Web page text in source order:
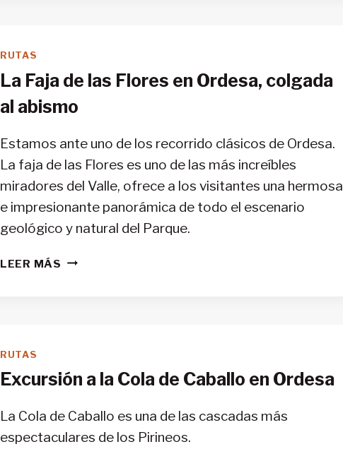
PERDIDO
GAVARNIE
RUTAS
La Faja de las Flores en Ordesa, colgada
al abismo
Estamos ante uno de los recorrido clásicos de Ordesa.
La faja de las Flores es uno de las más increíbles
miradores del Valle, ofrece a los visitantes una hermosa
e impresionante panorámica de todo el escenario
geológico y natural del Parque.
LEER MÁS LA
COLGADA
ABISMO
RUTAS
Excursión a la Cola de Caballo en Ordesa
La Cola de Caballo es una de las cascadas más
espectaculares de los Pirineos.